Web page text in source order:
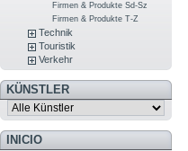
Firmen & Produkte Sd-Sz
Firmen & Produkte T-Z
Technik
Touristik
Verkehr
KÜNSTLER
INICIO